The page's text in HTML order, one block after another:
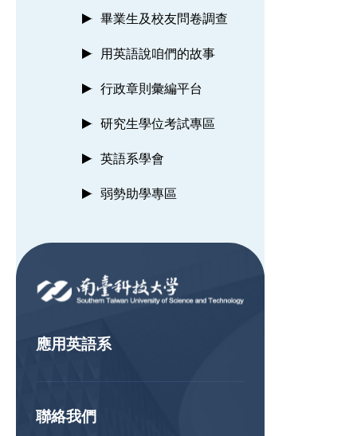
畢業生及校友問卷調查
用英語說咱們的故事
行政章則彙編平台
研究生學位考試專區
英語系學會
弱勢助學專區
應用英語系
聯絡我們